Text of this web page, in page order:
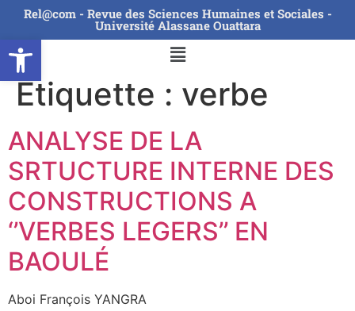
Ouvrir la barre d’outils
Rel@com - Revue des Sciences Humaines et Sociales -
Université Alassane Ouattara
Étiquette : verbe
ANALYSE DE LA
SRTUCTURE INTERNE DES
CONSTRUCTIONS A
‘’VERBES LEGERS’’ EN
BAOULÉ
Aboi François YANGRA